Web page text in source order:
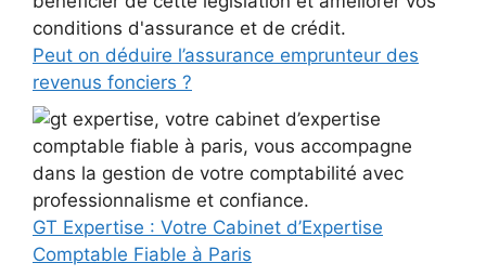
Peut on déduire l’assurance emprunteur des
revenus fonciers ?
GT Expertise : Votre Cabinet d’Expertise
Comptable Fiable à Paris